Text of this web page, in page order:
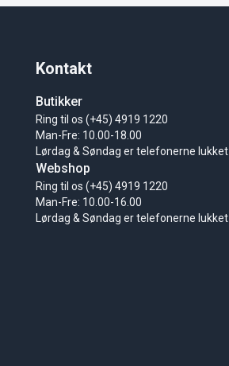
Kontakt
Butikker
Ring til os (+45) 4919 1220
Man-Fre: 10.00-18.00
Lørdag & Søndag er telefonerne lukket
Webshop
Ring til os (+45) 4919 1220
Man-Fre: 10.00-16.00
Lørdag & Søndag er telefonerne lukket